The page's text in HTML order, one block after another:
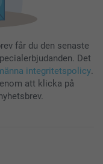
får du den senaste
Det
integritetspolicy.
att klicka på